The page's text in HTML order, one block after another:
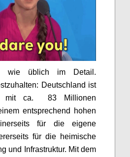
wie üblich im Detail.
Deutschland ist
mit ca. 83 Millionen
entsprechend hohen
für die eigene
für die heimische
und Infrastruktur. Mit dem